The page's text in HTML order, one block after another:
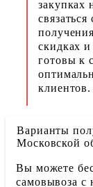
закупках
скидках
готовы к
клиентов.
Варианты
Московской
Вы можете
самовывоза с